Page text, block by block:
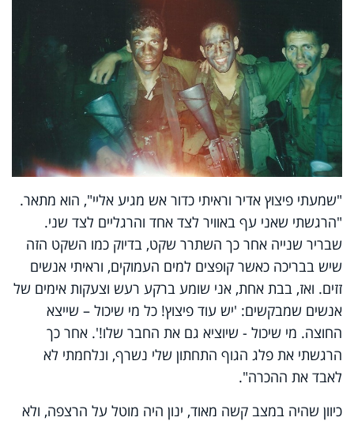
"שמעתי פיצוץ אדיר וראיתי כדור אש מגיע אליי", הוא מתאר.
"הרגשתי שאני עף באוויר לצד אחד והרגליים לצד שני.
שבריר שנייה אחר כך השתרר שקט, בדיוק כמו השקט הזה
שיש בבריכה כאשר קופצים למים העמוקים, וראיתי אנשים
זזים. ואז, בבת אחת, אני שומע ברקע רעש וצעקות אימים של
אנשים שמבקשים: 'יש עוד פיצוץ! כל מי שיכול – שייצא
החוצה. מי שיכול - שיוציא גם את החבר שלו!'. אחר כך
הרגשתי את פלג הגוף התחתון שלי נשרף, ונלחמתי לא
לאבד את ההכרה".
כיוון שהיה במצב קשה מאוד, ינון היה מוטל על הרצפה, ולא